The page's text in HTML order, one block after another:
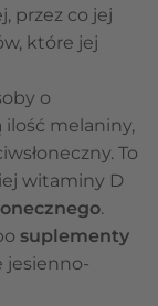
przez co jej
które jej
o
ilość melaniny,
To
witaminy D
.
suplementy
jesienno-